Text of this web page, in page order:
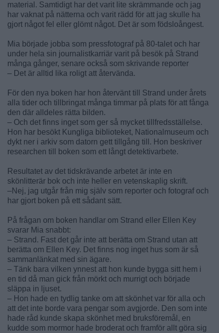
material. Samtidigt har det varit lite skrämmande och jag
har vaknat på nätterna och varit rädd för att jag skulle ha
gjort något fel eller glömt något. Det är som födsloångest.
Mia började jobba som pressfotograf på 80-talet och har
under hela sin journalistkarriär varit på besök på Strand
många gånger, senare också som skrivande reporter
– Det är alltid lika roligt att återvända.
För den nya boken har hon återvänt till Strand under årets
alla tider och tillbringat många timmar på plats för att fånga
den där alldeles rätta bilden.
– Och det finns inget som ger så mycket tillfredsställelse.
Hon har besökt Kungliga biblioteket, Nationalmuseum och
dykt ner i arkiv som datorn gett tillgång till. Hon beskriver
researchen till boken som ett långt detektivarbete.
Resultatet av det tidskrävande arbetet är inte en
skönlitterär bok och inte heller en vetenskaplig skrift.
–Nej, jag utgår från mig själv som reporter och fotograf och
har gjort boken på ett sådant sätt.
På frågan om boken handlar om Strand eller Ellen Key
svarar Mia snabbt:
– Strand. Fast det går inte att berätta om Strand utan att
berätta om Ellen Key. Det finns nog inget hus som är så
sammanlänkat med sin ägare.
– Tänk bara vilken ynnest att hon kunde bygga sitt hem i
en tid då man gick från mörkt och murrigt och började
släppa in ljuset.
– Hon hade en tydlig tanke om att skönhet var för alla och
att det inte borde vara pengar som avgjorde. Den som inte
hade råd kunde skapa skönhet med bruksföremål, en
kudde som mormor hade broderat och framför allt göra sig